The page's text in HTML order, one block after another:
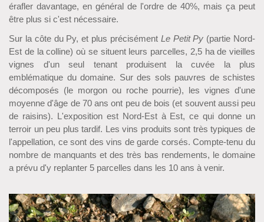
érafler davantage, en général de l'ordre de 40%, mais ça peut
être plus si c'est nécessaire.
Sur la côte du Py, et plus précisément Le Petit Py (partie Nord-
Est de la colline) où se situent leurs parcelles, 2,5 ha de vieilles
vignes d'un seul tenant produisent la cuvée la plus
emblématique du domaine. Sur des sols pauvres de schistes
décomposés (le morgon ou roche pourrie), les vignes d'une
moyenne d'âge de 70 ans ont peu de bois (et souvent aussi peu
de raisins). L'exposition est Nord-Est à Est, ce qui donne un
terroir un peu plus tardif. Les vins produits sont très typiques de
l'appellation, ce sont des vins de garde corsés. Compte-tenu du
nombre de manquants et des très bas rendements, le domaine
a prévu d'y replanter 5 parcelles dans les 10 ans à venir.